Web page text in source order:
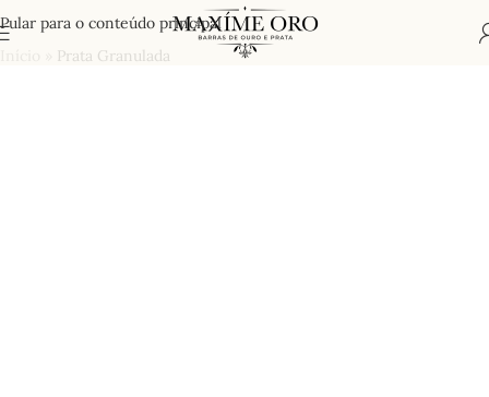
Pular para o conteúdo principal
Prata Granulada